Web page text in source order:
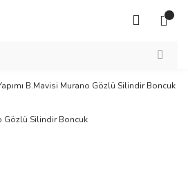
B.Mavisi Murano Gözlü Silindir Boncuk